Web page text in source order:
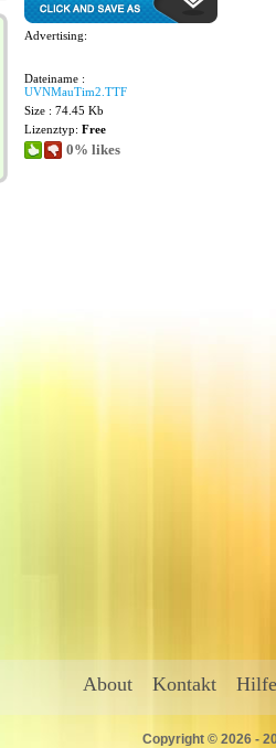
Advertising:
Dateiname :
UVNMauTim2.TTF
Size : 74.45 Kb
Lizenztyp: Free
0% likes
About Kontakt Hilfe
Copyright © 2026 -